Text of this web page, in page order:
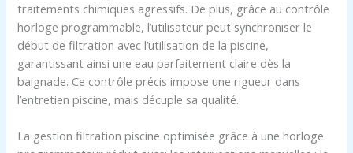
traitements chimiques agressifs. De plus, grâce au contrôle
horloge programmable, l’utilisateur peut synchroniser le
début de filtration avec l’utilisation de la piscine,
garantissant ainsi une eau parfaitement claire dès la
baignade. Ce contrôle précis impose une rigueur dans
l’entretien piscine, mais décuple sa qualité.
La gestion filtration piscine optimisée grâce à une horloge